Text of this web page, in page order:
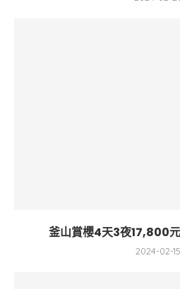
釜山賞櫻4天3夜17,800
2024-02-15